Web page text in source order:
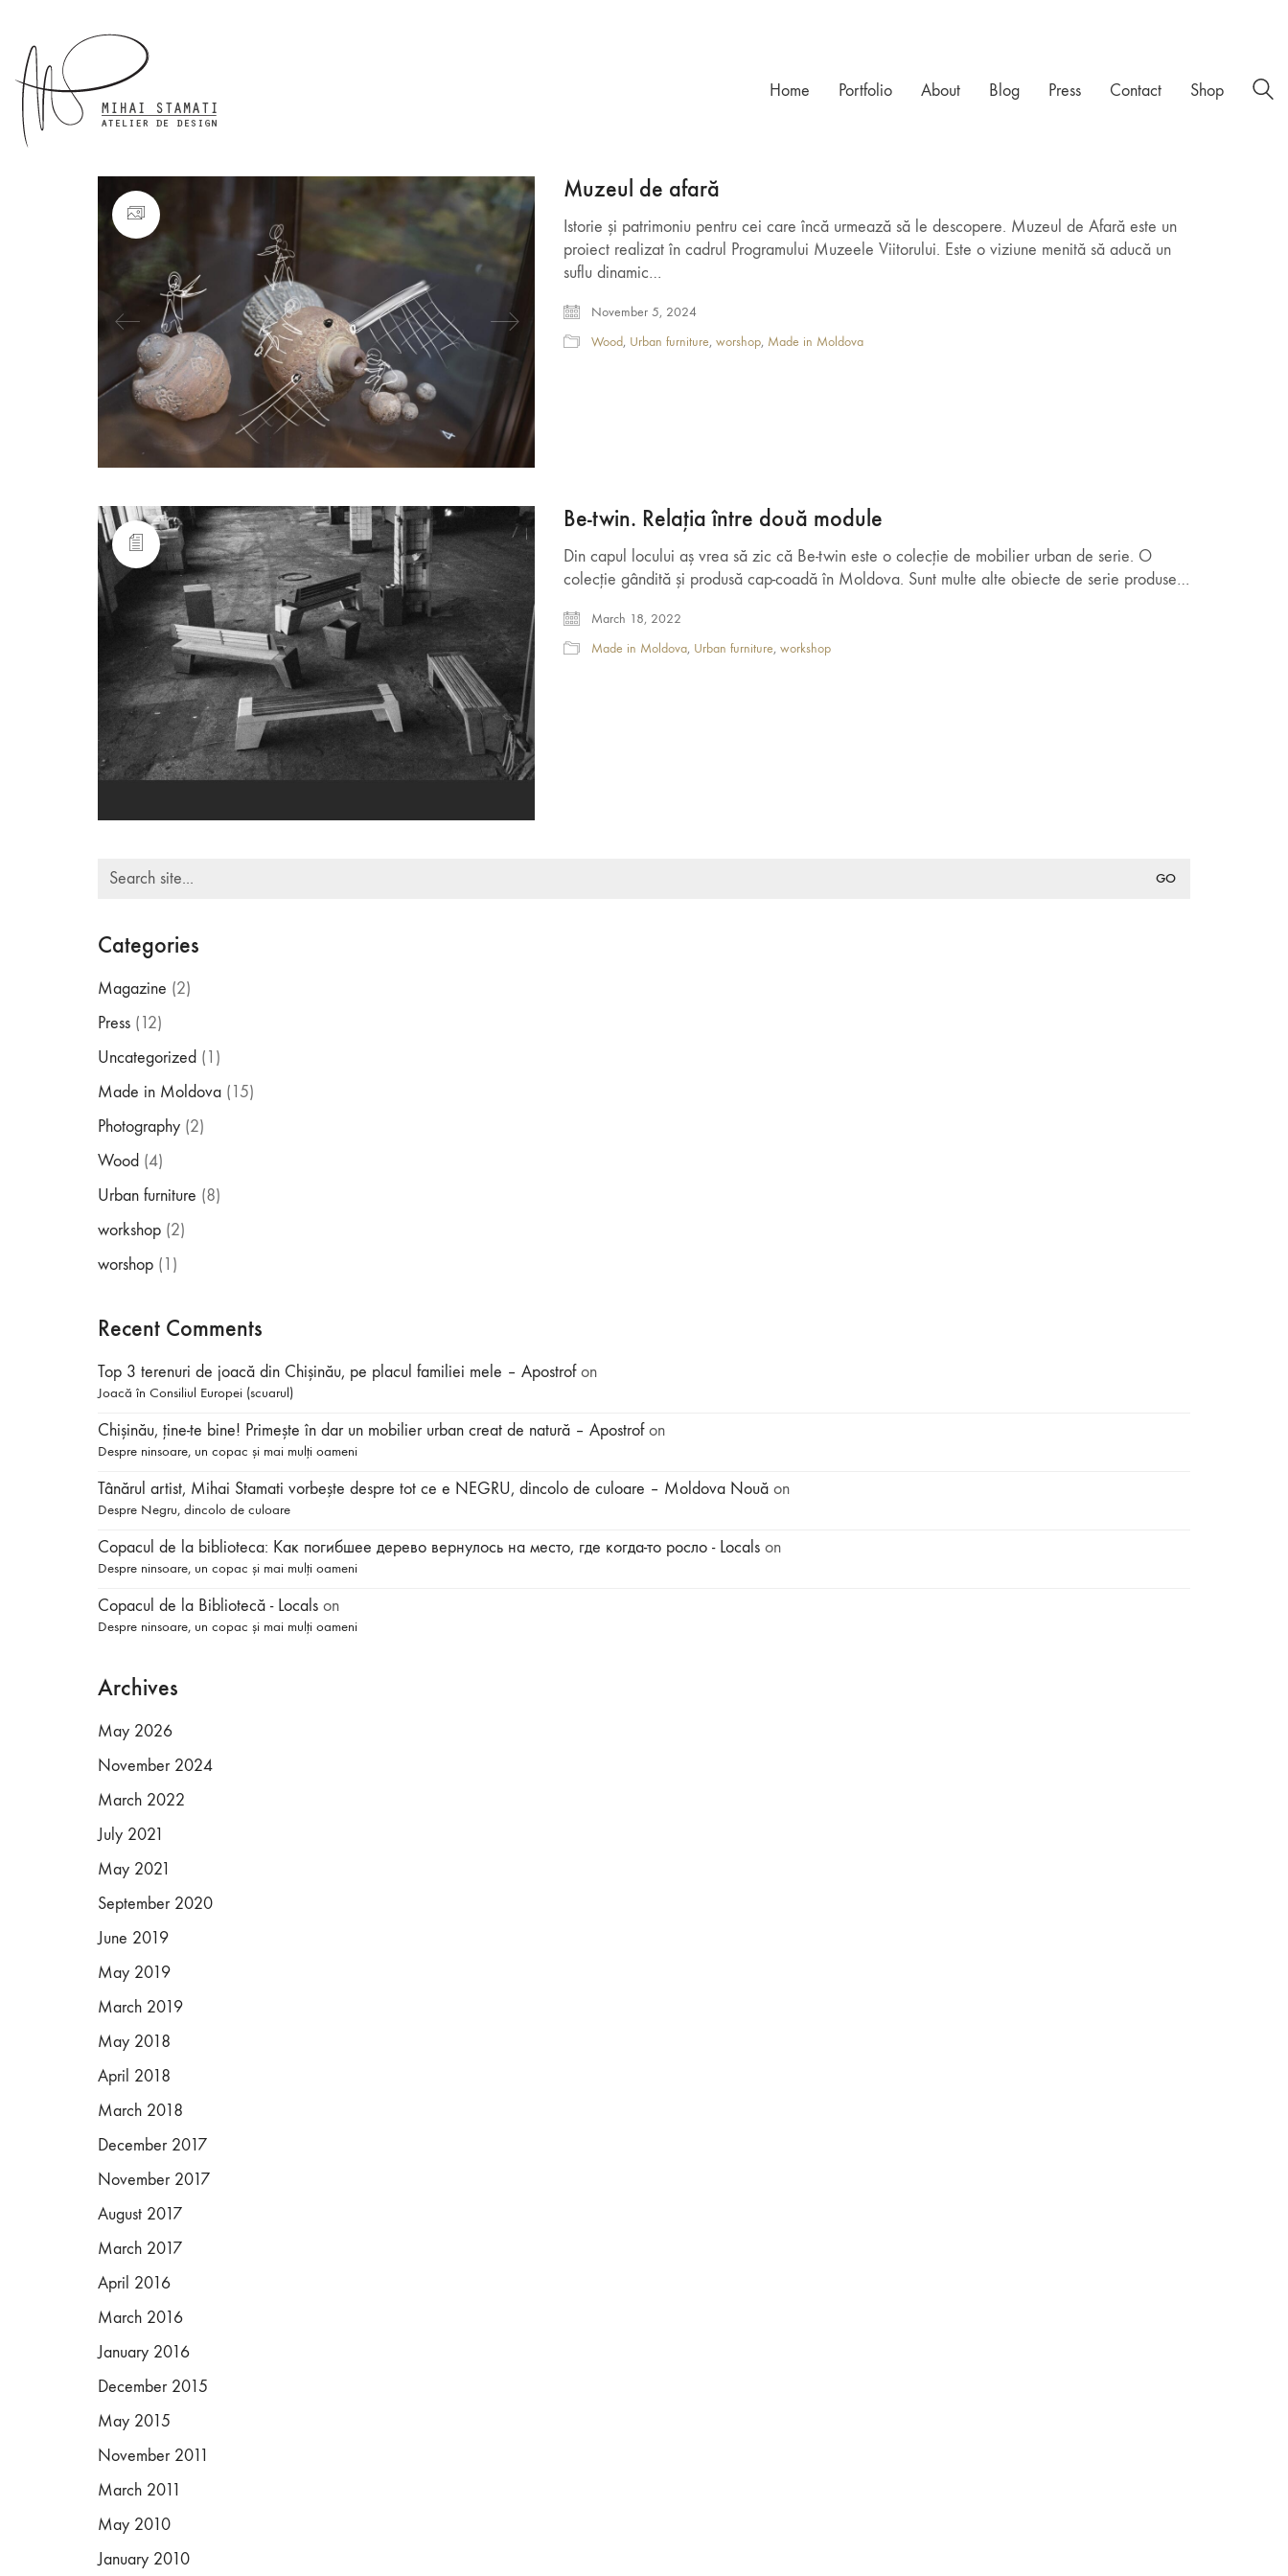
Home Portfolio About Blog Press Contact Shop
Muzeul de afară
Istorie și patrimoniu pentru cei care încă urmează să le descopere. Muzeul de Afară este un
proiect realizat în cadrul Programului Muzeele Viitorului. Este o viziune menită să aducă un
suflu dinamic…
November 5, 2024
Wood, Urban furniture, worshop, Made in Moldova
Be-twin. Relația între două module
Din capul locului aș vrea să zic că Be-twin este o colecție de mobilier urban de serie. O
colecție gândită și produsă cap-coadă în Moldova. Sunt multe alte obiecte de serie produse…
March 18, 2022
Made in Moldova, Urban furniture, workshop
Search
Categories
Magazine (2)
Press (12)
Uncategorized (1)
Made in Moldova (15)
Photography (2)
Wood (4)
Urban furniture (8)
workshop (2)
worshop (1)
Recent Comments
Top 3 terenuri de joacă din Chișinău, pe placul familiei mele – Apostrofon
Joacă în Consiliul Europei (scuarul)
Chișinău, ține-te bine! Primește în dar un mobilier urban creat de natură – Apostrofon
Despre ninsoare, un copac și mai mulți oameni
Tânărul artist, Mihai Stamati vorbeşte despre tot ce e NEGRU, dincolo de culoare – Moldova Nouă on
Despre Negru, dincolo de culoare
Copacul de la biblioteca: Как погибшее дерево вернулось на место, где когда-то росло - Locals on
Despre ninsoare, un copac și mai mulți oameni
Copacul de la Bibliotecă - Locals on
Despre ninsoare, un copac și mai mulți oameni
Archives
May 2026
November 2024
March 2022
July 2021
May 2021
September 2020
June 2019
May 2019
March 2019
May 2018
April 2018
March 2018
December 2017
November 2017
August 2017
March 2017
April 2016
March 2016
January 2016
December 2015
May 2015
November 2011
March 2011
May 2010
January 2010